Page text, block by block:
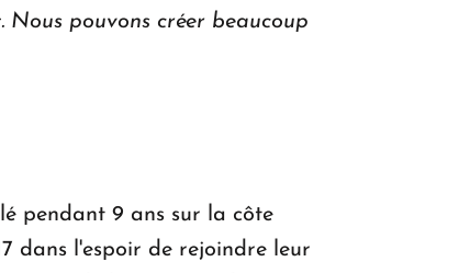
pouvons créer beaucoup
pendant 9 ans sur la côte
dans l'espoir de rejoindre leur